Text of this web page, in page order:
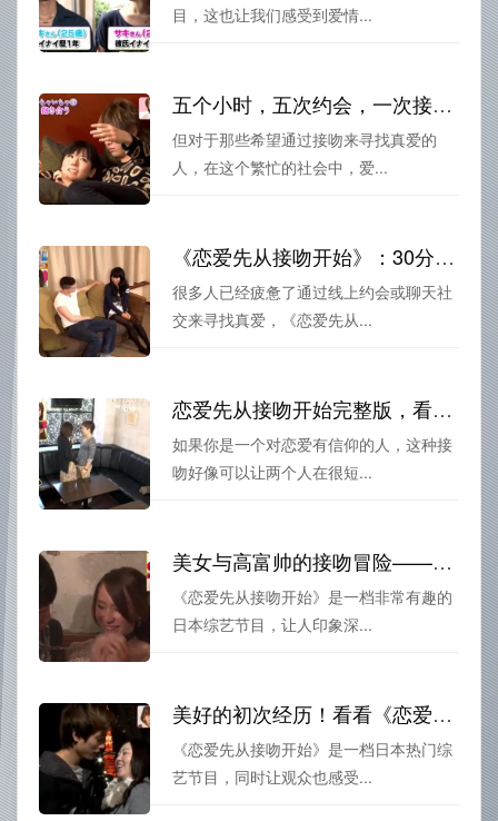
目，这也让我们感受到爱情...
五个小时，五次约会，一次接吻，《恋爱先从接吻开始》告诉你，爱情有多美妙
但对于那些希望通过接吻来寻找真爱的
人，在这个繁忙的社会中，爱...
《恋爱先从接吻开始》：30分钟接吻约会，让恋情在瞬间升温
很多人已经疲惫了通过线上约会或聊天社
交来寻找真爱，《恋爱先从...
恋爱先从接吻开始完整版，看男女如何在短时间内了解对方，奠定恋情基础
如果你是一个对恋爱有信仰的人，这种接
吻好像可以让两个人在很短...
美女与高富帅的接吻冒险——《恋爱先从接吻开始》综艺百度链接
《恋爱先从接吻开始》是一档非常有趣的
日本综艺节目，让人印象深...
美好的初次经历！看看《恋爱先从接吻开始》38期嘉宾接吻时的心理感受
《恋爱先从接吻开始》是一档日本热门综
艺节目，同时让观众也感受...